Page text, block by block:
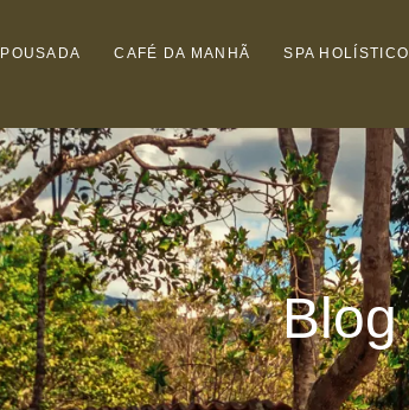
POUSADA CAFÉ DA MANHÃ SPA HOLÍSTICO
Blog